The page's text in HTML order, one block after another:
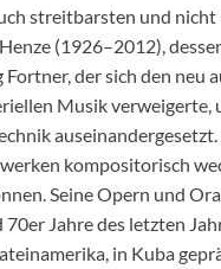
streitbarsten und
(1926–2012),
der sich den neu
Musik verweigerte,
kompositorisch
Seine Opern und
Jahre des letzten
in Kuba